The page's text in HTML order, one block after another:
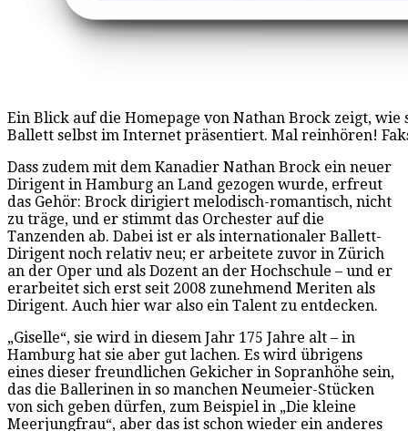
Ein Blick auf die Homepage von Nathan Brock zeigt,
Ballett selbst im Internet präsentiert. Mal reinhören!
Dass zudem mit dem Kanadier Nathan Brock ein neuer
Dirigent in Hamburg an Land gezogen wurde, erfreut
das Gehör: Brock dirigiert melodisch-romantisch, nicht
zu träge, und er stimmt das Orchester auf die
Tanzenden ab. Dabei ist er als internationaler Ballett-
Dirigent noch relativ neu; er arbeitete zuvor in Zürich
an der Oper und als Dozent an der Hochschule – und er
erarbeitet sich erst seit 2008 zunehmend Meriten als
Dirigent. Auch hier war also ein Talent zu entdecken.
„Giselle“, sie wird in diesem Jahr 175 Jahre alt – in
Hamburg hat sie aber gut lachen. Es wird übrigens
eines dieser freundlichen Gekicher in Sopranhöhe sein,
das die Ballerinen in so manchen Neumeier-Stücken
von sich geben dürfen, zum Beispiel in „Die kleine
Meerjungfrau“, aber das ist schon wieder ein anderes